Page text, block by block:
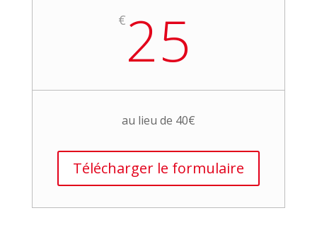
€ 25
au lieu de 40€
Télécharger le formulaire